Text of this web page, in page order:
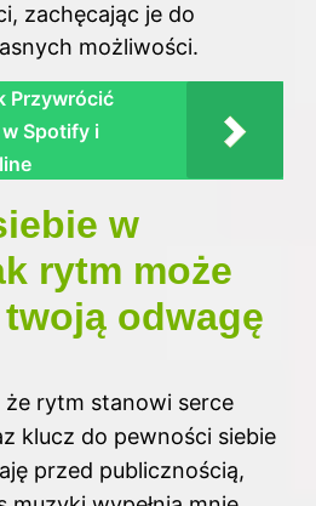
zachęcając je do
możliwości.
Przywrócić
Spotify i
w
rytm może
odwagę
że rytm stanowi serce
klucz do pewności siebie
przed publicznością,